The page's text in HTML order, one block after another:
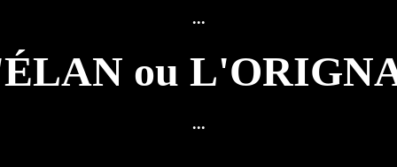
...
ou
...